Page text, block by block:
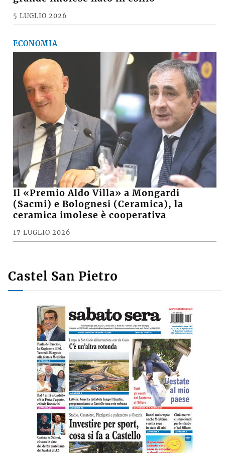
5 LUGLIO 2026
ECONOMIA
Il «Premio Aldo Villa» a Mongardi
(Sacmi) e Bolognesi (Ceramica), la
ceramica imolese è cooperativa
17 LUGLIO 2026
Castel San Pietro